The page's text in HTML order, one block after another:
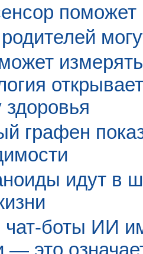
здоровья
графен
идут в
боты ИИ
это